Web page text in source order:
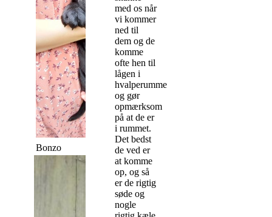
Bonzo
med os når
vi kommer
ned til
dem og de
komme
ofte hen til
lågen i
hvalperummet
og gør
opmærksom
på at de er
i rummet.
Det bedst
de ved er
at komme
op, og så
er de rigtig
søde og
nogle